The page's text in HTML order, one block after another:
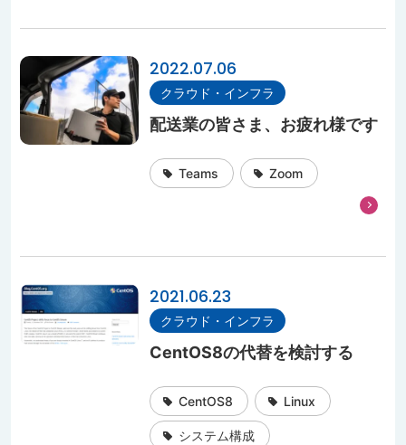
2022.07.06
クラウド・インフラ
配送業の皆さま、お疲れ様です
Teams Zoom
2021.06.23
クラウド・インフラ
CentOS8の代替を検討する
CentOS8 Linux
システム構成